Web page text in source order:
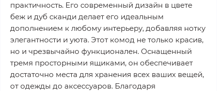
практичность. Его современный дизайн в цвете
беж и дуб сканди делает его идеальным
дополнением к любому интерьеру, добавляя нотку
элегантности и уюта. Этот комод не только красив,
но и чрезвычайно функционален. Оснащенный
тремя просторными ящиками, он обеспечивает
достаточно места для хранения всех ваших вещей,
от одежды до аксессуаров. Благодаря